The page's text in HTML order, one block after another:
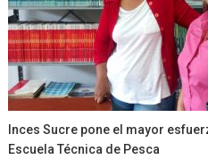
Inces Sucre pone el mayor
Escuela Técnica de Pesca